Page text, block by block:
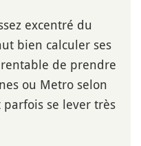
excentré du
bien calculer ses
de prendre
ou Metro selon
se lever très